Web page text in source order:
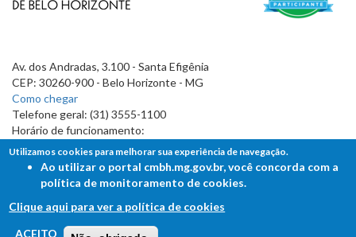
Av. dos Andradas, 3.100 - Santa Efigênia
CEP: 30260-900 - Belo Horizonte - MG
Como chegar
Telefone geral: (31) 3555-1100
Horário de funcionamento:
7h às 19h
FALE COM A CÂMARA
Utilizamos cookies para melhorar sua experiência de navegação.
Ao utilizar o portal cmbh.mg.gov.br, você concorda com a
política de monitoramento de cookies.
Clique aqui para ver a política de cookies
ACEITO